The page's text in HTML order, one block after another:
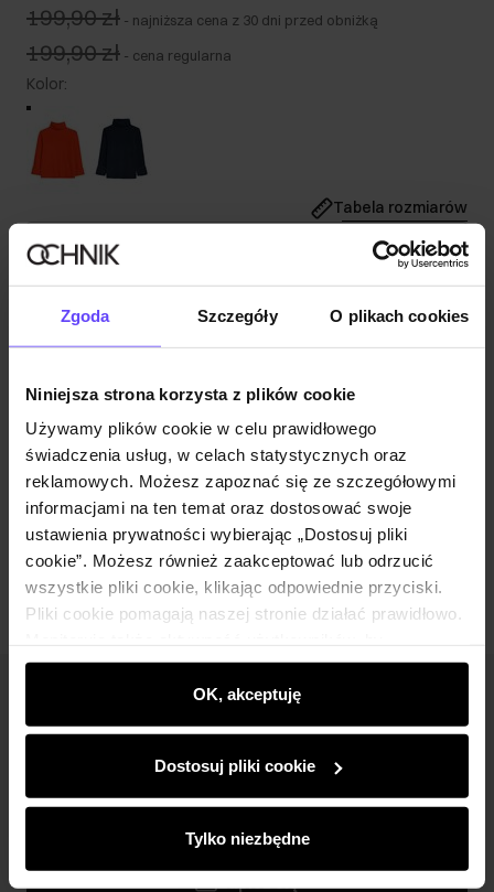
Zgoda Szczegóły O plikach cookies
Niniejsza strona korzysta z plików cookie
Używamy plików cookie w celu prawidłowego
świadczenia usług, w celach statystycznych oraz
reklamowych. Możesz zapoznać się ze szczegółowymi
informacjami na ten temat oraz dostosować swoje
ustawienia prywatności wybierając „Dostosuj pliki
cookie”. Możesz również zaakceptować lub odrzucić
wszystkie pliki cookie, klikając odpowiednie przyciski.
Pliki cookie pomagają naszej stronie działać prawidłowo.
wyświetlać im dopasowane do ich preferencji treści,
rekomendacje oraz komunikaty reklamowe informujące o
najnowszych promocjach w e-sklepie. Informacje o tym,
partnerom społecznościowym, reklamowym i
analitycznym. Partnerzy mogą połączyć te informacje z
podczas korzystania z ich usług.
OK, akceptuję
Dostosuj pliki cookie
Tylko niezbędne
199,90 zł - najniższa cena z 30 dni przed obniżką
199,90 zł - cena regularna
Kolor:
Tabela rozmiarów
Wybierz rozmiar
Nasza modelka ma 177 cm wzrostu i nosi rozmiar S.
Opis produktu
Szczegóły
Skład
Opinie
Zapisz się